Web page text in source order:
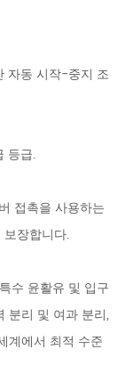
자동 시작-중지 조
등급.
접촉을 사용하는
장합니다.
수 윤활유 및 입구
분리 및 여과 분리,
계에서 최적 수준